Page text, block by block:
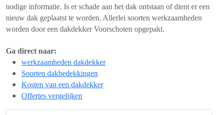
nodige informatie. Is er schade aan het dak ontstaan of dient er een
nieuw dak geplaatst te worden. Allerlei soorten werkzaamheden
worden door een dakdekker Voorschoten opgepakt.
Ga direct naar:
werkzaamheden dakdekker
Soorten dakbedekkingen
Kosten van een dakdekker
Offertes vergelijken